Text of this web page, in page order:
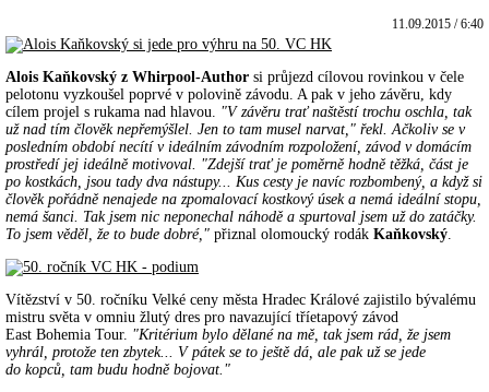
11.09.2015 / 6:40
Alois Kaňkovský z Whirpool-Author si průjezd cílovou rovinkou v čele
pelotonu vyzkoušel poprvé v polovině závodu. A pak v jeho závěru, kdy
cílem projel s rukama nad hlavou. "V závěru trať naštěstí trochu oschla, tak
už nad tím člověk nepřemýšlel. Jen to tam musel narvat," řekl. Ačkoliv se v
posledním období necítí v ideálním závodním rozpoložení, závod v domácím
prostředí jej ideálně motivoval. "Zdejší trať je poměrně hodně těžká, část je
po kostkách, jsou tady dva nástupy... Kus cesty je navíc rozbombený, a když si
člověk pořádně nenajede na zpomalovací kostkový úsek a nemá ideální stopu,
nemá šanci. Tak jsem nic neponechal náhodě a spurtoval jsem už do zatáčky.
To jsem věděl, že to bude dobré," přiznal olomoucký rodák Kaňkovský
Vítězství v 50. ročníku Velké ceny města Hradec Králové zajistilo bývalému
mistru světa v omniu žlutý dres pro navazující tříetapový závod
East Bohemia Tour. "Kritérium bylo dělané na mě, tak jsem rád, že jsem
vyhrál, protože ten zbytek... V pátek se to ještě dá, ale pak už se jede
do kopců, tam budu hodně bojovat."